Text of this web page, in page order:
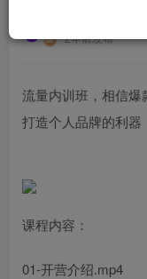
2年前发布
流量内训班，相信爆
打造个人品牌的利器
课程内容：
01-开营介绍.mp4